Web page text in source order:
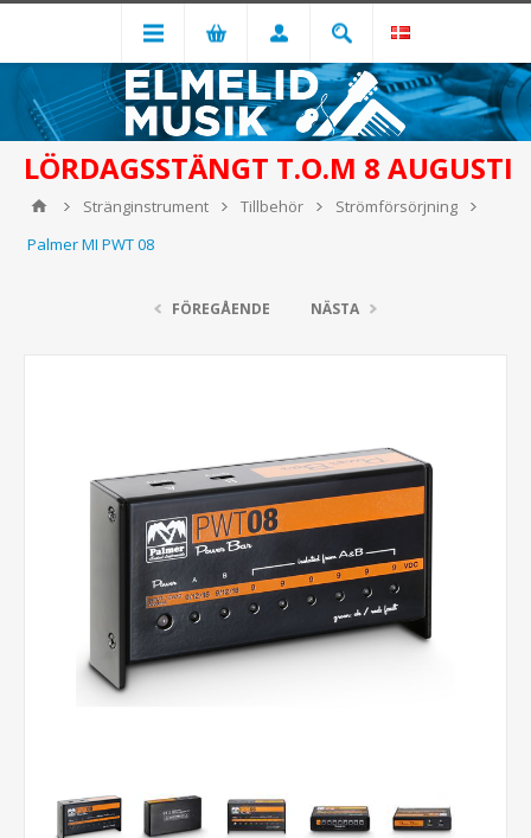
LÖRDAGSSTÄNGT T.O.M 8 AUGUSTI
Stränginstrument Tillbehör
Strömförsörjning
Palmer MI PWT 08
FÖREGÅENDE NÄSTA